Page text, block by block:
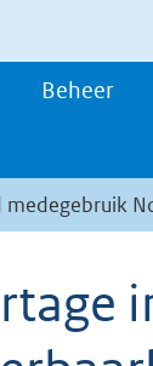
Beheer